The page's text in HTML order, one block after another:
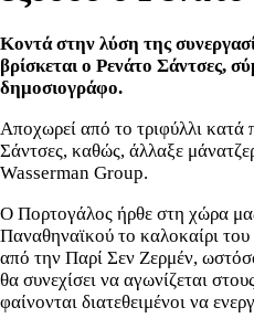
Κοντά στην λύση της
βρίσκεται ο Ρενάτο Σάντσες,
δημοσιογράφο.
Αποχωρεί από το τριφύλλι κατά
Σάντσες, καθώς, άλλαξε
Wasserman Group.
Ο Πορτογάλος ήρθε στη χώρα
Παναθηναϊκού το καλοκαίρι
από την Παρί Σεν Ζερμέν,
θα συνεχίσει να αγωνίζεται
φαίνονται διατεθειμένοι να